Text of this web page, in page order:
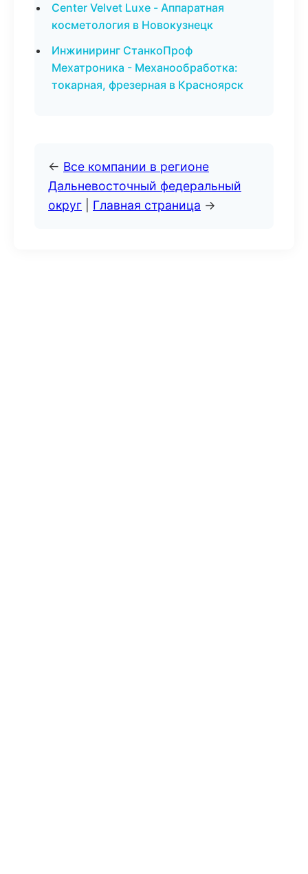
Center Velvet Luxe - Аппаратная
косметология в Новокузнецк
Инжиниринг СтанкоПроф
Мехатроника - Механообработка:
токарная, фрезерная в Красноярск
← Все компании в регионе
Дальневосточный федеральный
округ
Главная страница →